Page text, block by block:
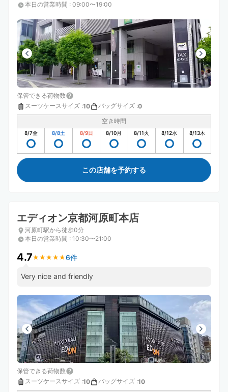
本日の営業時間 : 09:00〜19:00
保管できる荷物数
スーツケースサイズ :10 バッグサイズ :0
空き時間
8/7金 8/8土 8/9日 8/10月 8/11火 8/12水 8/13木
この店舗を予約する
エディオン京都河原町本店
河原町駅から徒歩0分
本日の営業時間 : 10:30〜21:00
4.7★ ★ ★ ★ ★
★ ★ ★ ★ ★ 6件
Very nice and friendly
保管できる荷物数
スーツケースサイズ :10 バッグサイズ :10